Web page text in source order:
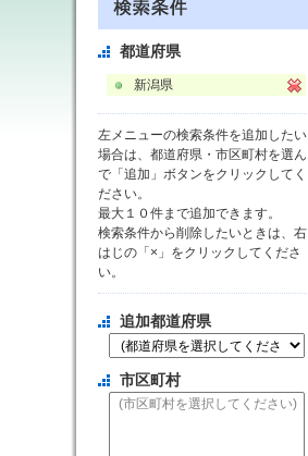
都道府県
新潟県
左メニューの検索条件を追加したい
場合は、都道府県・市区町村を選ん
で「追加」ボタンをクリックしてく
ださい。
最大１０件まで追加できます。
検索条件から削除したいときは、右
はじの「×」をクリックしてくださ
い。
追加都道府県
市区町村